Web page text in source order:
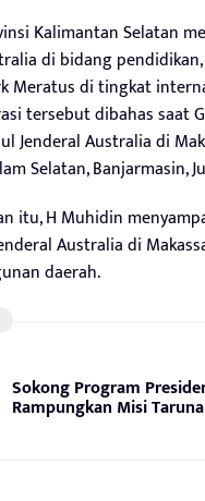
Kalimantan Selatan
di bidang
Meratus di tingkat
tersebut dibahas saat
Jenderal Australia di
Selatan, Banjarmasin,
itu, H Muhidin
Australia di
daerah.
Sokong Program
Rampungkan Misi